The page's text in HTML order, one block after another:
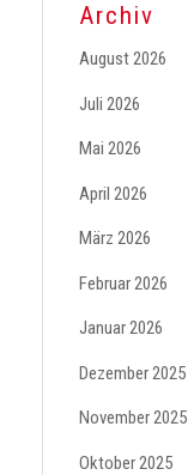
Archiv
August 2026
Juli 2026
Mai 2026
April 2026
März 2026
Februar 2026
Januar 2026
Dezember 2025
November 2025
Oktober 2025